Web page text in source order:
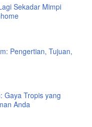
Sekadar Mimpi
Pengertian, Tujuan,
Gaya Tropis yang
Anda